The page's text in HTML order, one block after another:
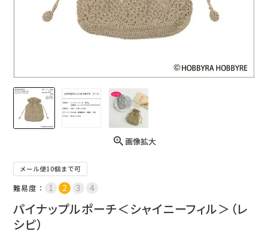
画像拡大
メール便10個まで可
難易度：
パイナップルポーチ＜シャイニーフィル＞（レ
シピ）